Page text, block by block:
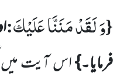
{وَ لَقَدْ مَنَنَّا عَلَیْكَ:
فرمایا۔}اس آیت میں